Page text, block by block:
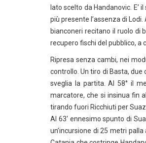
lato scelto da Handanovic.
più presente l’assenza di
bianconeri recitano il ruolo di
recupero fischi del pubblico, a
Ripresa senza cambi, nei
controllo. Un tiro di Basta, due
sveglia la partita. Al 58° il
marcatore, che si insinua fin
tirando fuori Ricchiuti per
Al 63′ ennesimo spunto di
un’incursione di 25 metri